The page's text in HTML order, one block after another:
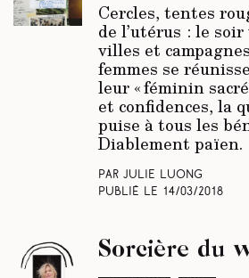
Cercles, tentes
de l’utérus : le
villes et
femmes se
leur « féminin
et confidences, la
puise à tous les
Diablement païen.
Par Julie Luong
Publié le 14/03/2018
Sorcière du